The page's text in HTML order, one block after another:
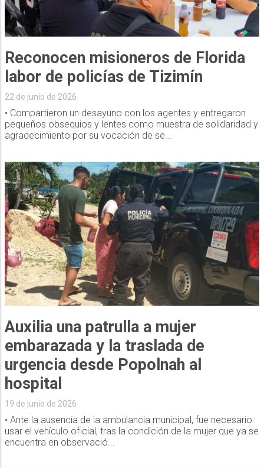
Reconocen misioneros de Florida
labor de policías de Tizimín
22 de junio de 2026
• Compartieron un desayuno con los agentes y entregaron
pequeños obsequios y lentes como muestra de solidaridad y
agradecimiento por su vocación de se...
Auxilia una patrulla a mujer
embarazada y la traslada de
urgencia desde Popolnah al
hospital
19 de junio de 2026
• Ante la ausencia de la ambulancia municipal, fue necesario
usar el vehículo oficial, tras la condición de la mujer que ya se
encuentra en observació...